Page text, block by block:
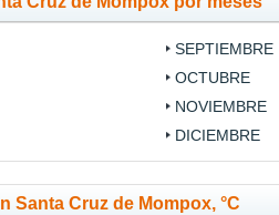
SEPTIEMBRE
OCTUBRE
NOVIEMBRE
DICIEMBRE
Santa Cruz de Mompox, °C